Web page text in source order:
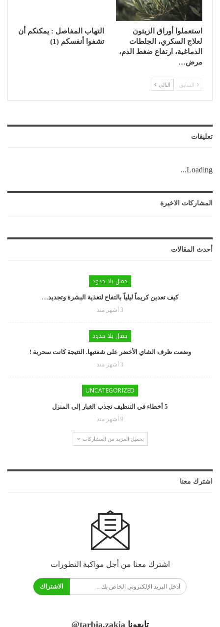
استعملوا أوراق الزيتون
لعلاج السكري، الجلطات
الدماغية، ارتفاع ضغط الدم،
مرض…
التهاب المفاصل : يمكنكم أن
تشفوا أنفسكم (1)
السابق التالي
تعليقات
Loading...
المشاركات الاخيرة
أحدث المقالات
جمال بلا حدود
كيف تعدين كريماً ليلياً بالتفاح لتغذية البشرة وتجديد…
3 أشهر منذ
جمال بلا حدود
وضعت ظرف الشاي الأخضر على شفتيها. النتيجة كانت سحرية !
3 أشهر منذ
UNCATEGORIZED
5 أخطاء في التنظيف تجذب الغبار إلى المنزل
9 أشهر منذ
تحميل المزيد من المشاركات
اشترك معنا
اشترك معنا من أجل مواكبة التطورات
الاشتراك
تابعونا @tarbia.zakia